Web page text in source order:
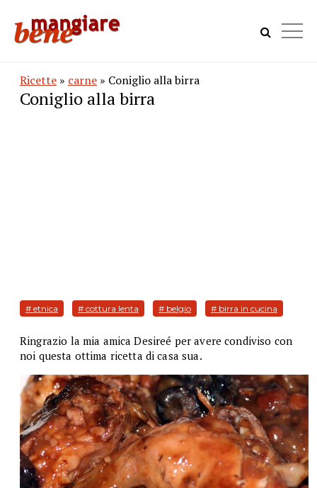
Ricette » carne » Coniglio alla birra
Coniglio alla birra
# etnica # cottura lenta # belgio # birra in cucina
Ringrazio la mia amica Desireé per avere condiviso con
noi questa ottima ricetta di casa sua.